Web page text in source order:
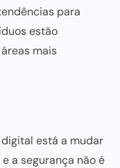
para
estão
mais
está a mudar
a segurança não é